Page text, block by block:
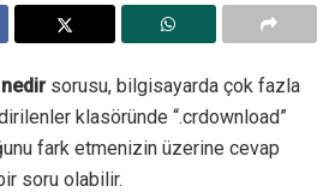
sorusu, bilgisayarda çok fazla
klasöründe “.crdownload”
fark etmenizin üzerine cevap
soru olabilir.